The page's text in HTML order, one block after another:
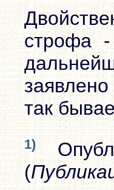
строфа
так
1)
(